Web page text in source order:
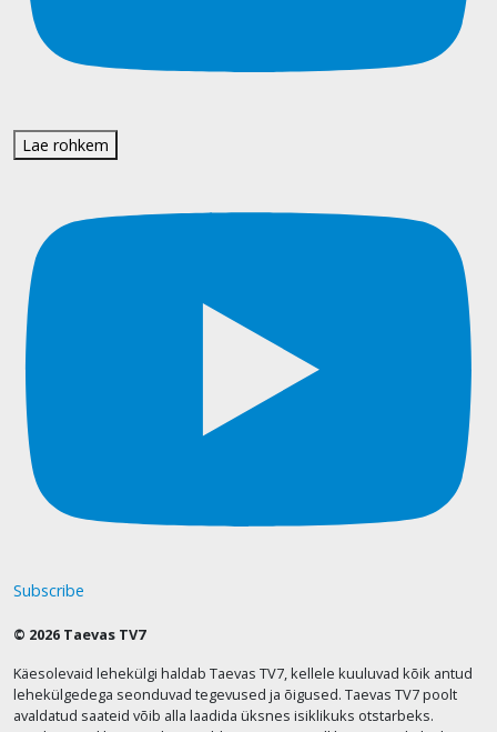
Lae rohkem
Subscribe
© 2026 Taevas TV7
Käesolevaid lehekülgi haldab Taevas TV7, kellele kuuluvad kõik antud
lehekülgedega seonduvad tegevused ja õigused. Taevas TV7 poolt
avaldatud saateid võib alla laadida üksnes isiklikuks otstarbeks.